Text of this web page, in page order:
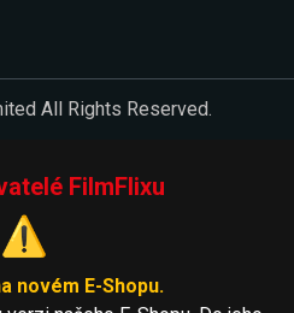
All Rights Reserved.
FilmFlixu
⚠️
novém E-Shopu.